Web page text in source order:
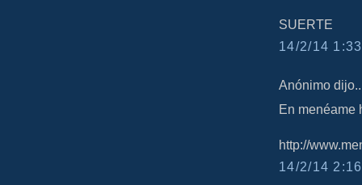
SUERTE
14/2/14
Anónimo
En menéame
http://
14/2/14